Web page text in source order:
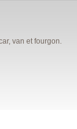
van et fourgon.